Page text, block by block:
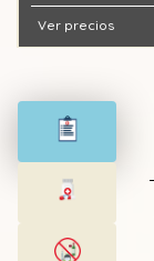
Ver precios